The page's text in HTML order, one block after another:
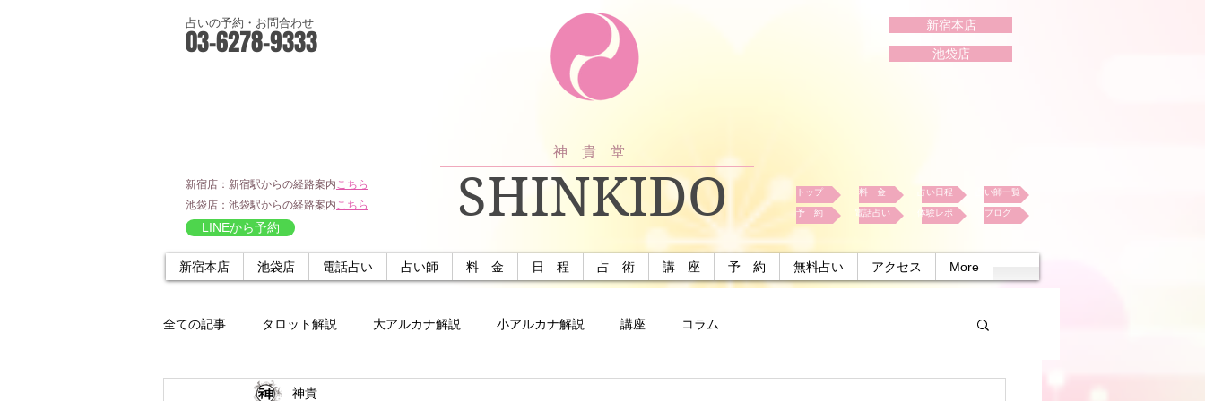
占いの予約・お問合わせ
03-6278-9333
新宿本店
池袋店
新宿店：新宿駅からの経路案内こちら
池袋店：池袋駅からの経路案内こちら
LINEから予約
神 貴 堂
SHINKIDO トップ 料 金 占い日程 占い師一覧
予 約 電話占い 体験レポ ブログ
新宿本店 池袋店 電話占い 占い師 料 金 日 程 占 術 講 座 予 約 無料占い アクセス More
全ての記事 タロット解説 大アルカナ解説 小アルカナ解説 講座 コラム
神貴